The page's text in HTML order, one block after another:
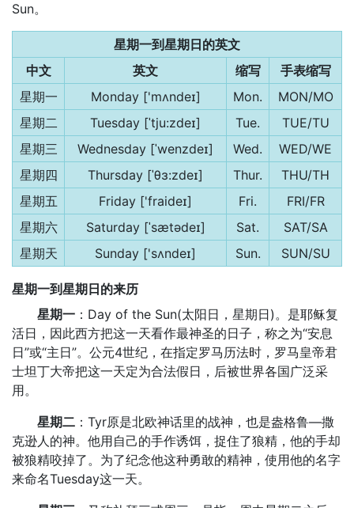
Sun。
星期一到星期日的英文
中文
英文 缩写
手表缩写
星期一
Monday ['mʌndeɪ] Mon.
MON/MO
星期二
Tuesday [ˈtju:zdeɪ] Tue.
TUE/TU
星期三
Wednesday [ˈwenzdeɪ] Wed.
WED/WE
星期四
Thursday [ˈθɜ:zdeɪ] Thur.
THU/TH
星期五
Friday ['fraideɪ] Fri.
FRI/FR
星期六
Saturday [ˈsætədeɪ] Sat.
SAT/SA
星期天
Sunday ['sʌndeɪ] Sun. SUN/SU
星期一到星期日的来历
星期一 ：Day of the Sun(太阳日，星期日)。是耶稣复
活日，因此西方把这一天看作最神圣的日子，称之为“安息
日”或“主日”。公元4世纪，在指定罗马历法时，罗马皇帝君
士坦丁大帝把这一天定为合法假日，后被世界各国广泛采
用。
星期二 ：Tyr原是北欧神话里的战神，也是盎格鲁—撒
克逊人的神。他用自己的手作诱饵，捉住了狼精，他的手却
被狼精咬掉了。为了纪念他这种勇敢的精神，使用他的名字
来命名Tuesday这一天。